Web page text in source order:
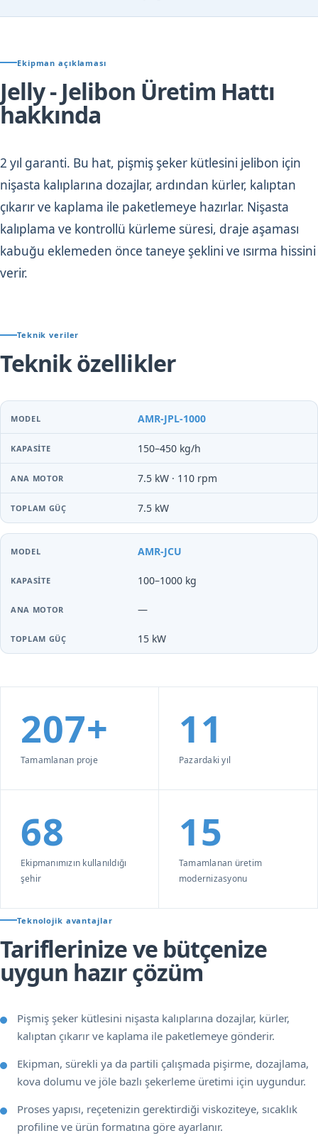
Ekipman açıklaması
Jelly - Jelibon Üretim Hattı
hakkında
2 yıl garanti. Bu hat, pişmiş şeker kütlesini jelibon için
nişasta kalıplarına dozajlar, ardından kürler, kalıptan
çıkarır ve kaplama ile paketlemeye hazırlar. Nişasta
kalıplama ve kontrollü kürleme süresi, draje aşaması
kabuğu eklemeden önce taneye şeklini ve ısırma hissini
verir.
Teknik veriler
Teknik özellikler
AMR-JPL-1000
150–450 kg/h
7.5 kW · 110 rpm
7.5 kW
AMR-JCU
100–1000 kg
—
15 kW
207+
Tamamlanan proje
11
Pazardaki yıl
68
Ekipmanımızın kullanıldığı
şehir
15
Tamamlanan üretim
modernizasyonu
Teknolojik avantajlar
Tariflerinize ve bütçenize
uygun hazır çözüm
Pişmiş şeker kütlesini nişasta kalıplarına dozajlar, kürler,
kalıptan çıkarır ve kaplama ile paketlemeye gönderir.
Ekipman, sürekli ya da partili çalışmada pişirme, dozajlama,
kova dolumu ve jöle bazlı şekerleme üretimi için uygundur.
Proses yapısı, reçetenizin gerektirdiği viskoziteye, sıcaklık
profiline ve ürün formatına göre ayarlanır.